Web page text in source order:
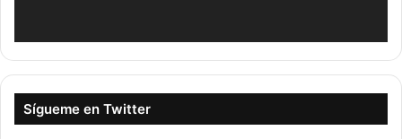
Sígueme en Twitter